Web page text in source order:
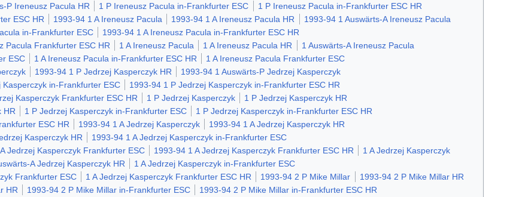
P Ireneusz Pacula HR 1 P Ireneusz Pacula in-Frankfurter ESC
1 P Ireneusz Pacula in-Frankfurter ESC HR
ESC HR 1993-94 1 A Ireneusz Pacula 1993-94 1 A Ireneusz Pacula HR
1993-94 1 Auswärts-A Ireneusz Pacula
in-Frankfurter ESC
1993-94 1 A Ireneusz Pacula in-Frankfurter ESC HR
Pacula Frankfurter ESC HR 1 A Ireneusz Pacula 1 A Ireneusz Pacula HR
1 Auswärts-A Ireneusz Pacula
ESC 1 A Ireneusz Pacula in-Frankfurter ESC HR
1 A Ireneusz Pacula Frankfurter ESC
1993-94 1 P Jedrzej Kasperczyk HR
1993-94 1 Auswärts-P Jedrzej Kasperczyk
in-Frankfurter ESC
1993-94 1 P Jedrzej Kasperczyk in-Frankfurter ESC HR
Kasperczyk Frankfurter ESC HR 1 P Jedrzej Kasperczyk
1 P Jedrzej Kasperczyk HR
HR 1 P Jedrzej Kasperczyk in-Frankfurter ESC
1 P Jedrzej Kasperczyk in-Frankfurter ESC HR
ESC HR 1993-94 1 A Jedrzej Kasperczyk
1993-94 1 A Jedrzej Kasperczyk HR
Kasperczyk HR
1993-94 1 A Jedrzej Kasperczyk in-Frankfurter ESC
Jedrzej Kasperczyk Frankfurter ESC 1993-94 1 A Jedrzej Kasperczyk Frankfurter ESC HR
1 A Jedrzej Kasperczyk
A Jedrzej Kasperczyk HR
1 A Jedrzej Kasperczyk in-Frankfurter ESC
Frankfurter ESC 1 A Jedrzej Kasperczyk Frankfurter ESC HR 1993-94 2 P Mike Millar
1993-94 2 P Mike Millar HR
HR 1993-94 2 P Mike Millar in-Frankfurter ESC
1993-94 2 P Mike Millar in-Frankfurter ESC HR